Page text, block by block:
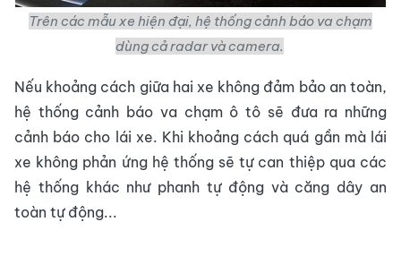
Trên các mẫu xe hiện đại, hệ thống cảnh báo va chạm
dùng cả radar và camera.
Nếu khoảng cách giữa hai xe không đảm bảo an toàn,
hệ thống cảnh báo va chạm ô tô sẽ đưa ra những
cảnh báo cho lái xe. Khi khoảng cách quá gần mà lái
xe không phản ứng hệ thống sẽ tự can thiệp qua các
hệ thống khác như phanh tự động và căng dây an
toàn tự động...